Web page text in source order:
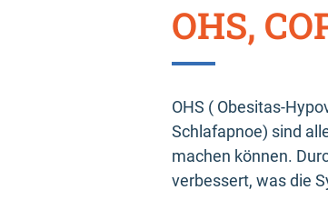
OHS,
OHS ( Obesitas-
Schlafapnoe) sind
machen können.
verbessert, was die